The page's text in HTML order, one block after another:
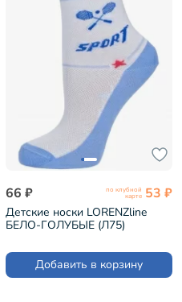
66 ₽ по клубной
карте 53 ₽
Детские носки LORENZline
БЕЛО-ГОЛУБЫЕ (Л75)
Добавить в корзину